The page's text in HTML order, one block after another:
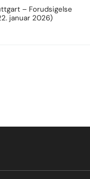
– Forudsigelse
januar 2026)